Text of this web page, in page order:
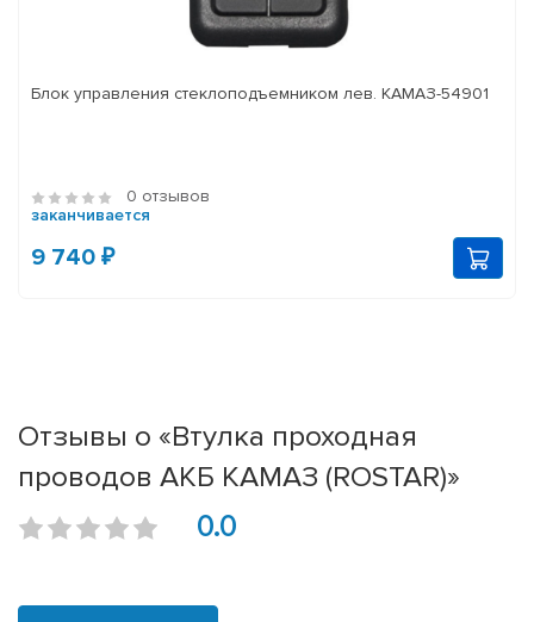
Блок управления стеклоподъемником лев. КАМАЗ-54901
0 отзывов
заканчивается
9 740 ₽
Отзывы о «Втулка проходная
проводов АКБ КАМАЗ (ROSTAR)»
0.0